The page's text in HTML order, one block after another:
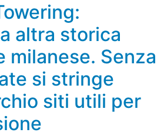
altra storica
milanese. Senza
si stringe
siti utili per